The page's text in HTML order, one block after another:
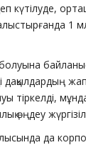
күтілуде,
1
тіркелді,
өңдеу
да